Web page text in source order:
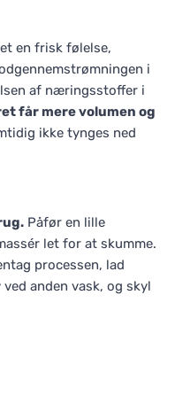
en frisk følelse,
i
af næringsstoffer i
får mere volumen og
ikke tynges ned
Påfør en lille
let for at skumme.
processen, lad
ved anden vask, og skyl